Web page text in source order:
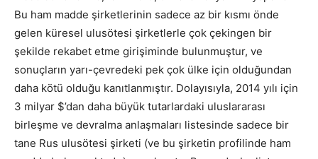
Bu ham madde şirketlerinin sadece az bir kısmı önde
gelen küresel ulusötesi şirketlerle çok çekingen bir
şekilde rekabet etme girişiminde bulunmuştur, ve
sonuçların yarı-çevredeki pek çok ülke için olduğundan
daha kötü olduğu kanıtlanmıştır. Dolayısıyla, 2014 yılı için
3 milyar $’dan daha büyük tutarlardaki uluslararası
birleşme ve devralma anlaşmaları listesinde sadece bir
tane Rus ulusötesi şirketi (ve bu şirketin profilinde ham